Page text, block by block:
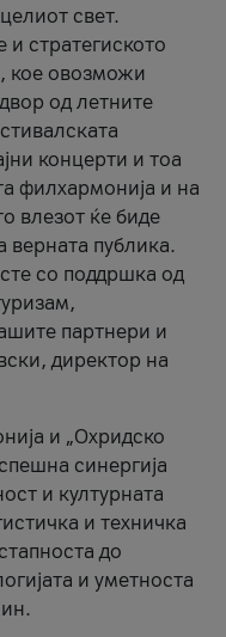
свет.
и стратегиското
кое овозможи
од летните
концерти и тоа
филхармонија и на
влезот ќе биде
верната публика.
со поддршка од
партнери и
директор на
и „Охридско
синергија
и културната
и техничка
до
и уметноста